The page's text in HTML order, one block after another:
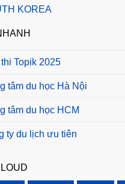
KOREA
thi Topik 2025
tâm du học Hà Nội
tâm du học HCM
ty du lịch ưu tiên